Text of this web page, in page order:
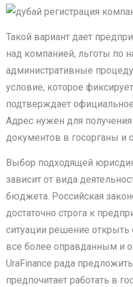
Такой вариант дает
над компанией, льготы по
административные
условие, которое
подтверждает
Адрес нужен для
документов в госорганы и
Выбор подходящей
зависит от вида
бюджета. Российская
достаточно строга к
ситуации решение
все более оправданным и
UraFinance рада
предпочитает работать в